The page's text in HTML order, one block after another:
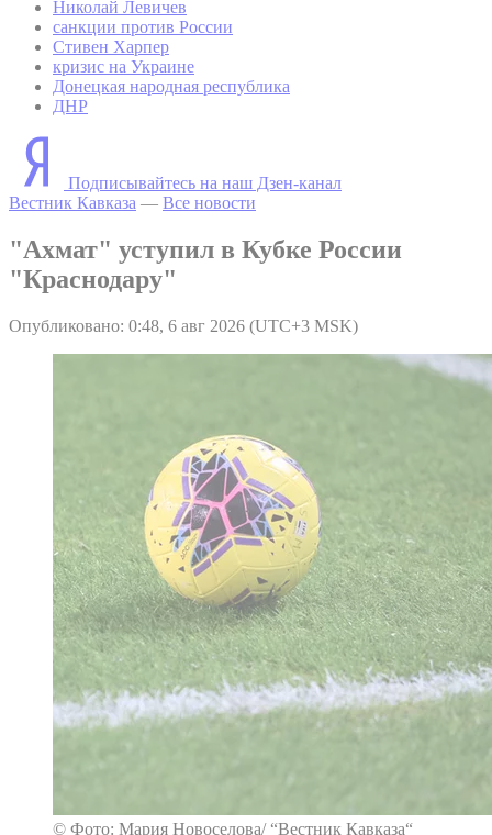
Николай Левичев
санкции против России
Стивен Харпер
кризис на Украине
Донецкая народная республика
ДНР
Подписывайтесь на наш Дзен-канал
Вестник Кавказа — Все новости
"Ахмат" уступил в Кубке России
"Краснодару"
Опубликовано: 0:48, 6 авг 2026 (UTC+3 MSK)
© Фото: Мария Новоселова/ “Вестник Кавказа“